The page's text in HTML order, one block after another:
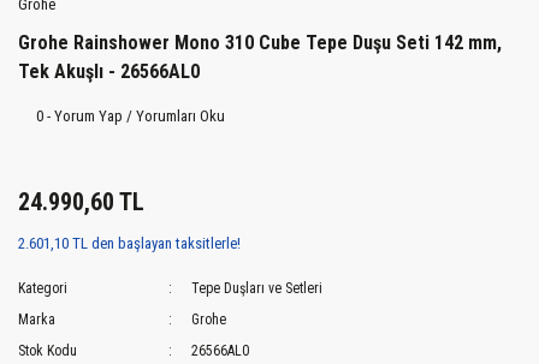
Grohe
Grohe Rainshower Mono 310 Cube Tepe Duşu Seti 142 mm,
Tek Akuşlı - 26566AL0
0 - Yorum Yap / Yorumları Oku
24.990,60 TL
2.601,10 TL den başlayan taksitlerle!
Kategori
Tepe Duşları ve Setleri
Marka
Grohe
Stok Kodu
26566AL0